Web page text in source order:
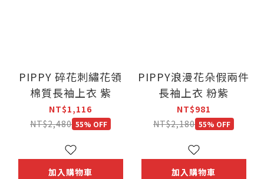
PIPPY 碎花刺繡花領
棉質長袖上衣 紫
NT$1,116
NT$2,480 55% OFF
加入購物車
PIPPY浪漫花朵假兩件
長袖上衣 粉紫
NT$981
NT$2,180 55% OFF
加入購物車